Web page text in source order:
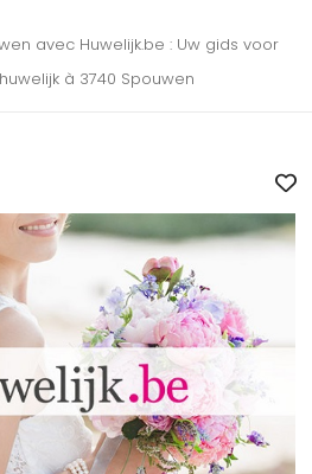
avec Huwelijk.be : Uw gids voor
à 3740 Spouwen